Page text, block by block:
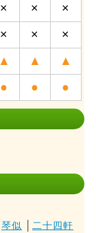
× × ×
× × ×
▲ ▲ ▲
● ● ●
琴似
二十四軒